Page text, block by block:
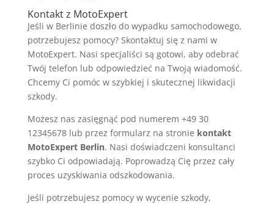
Kontakt z MotoExpert
Jeśli w Berlinie doszło do wypadku samochodowego,
potrzebujesz pomocy? Skontaktuj się z nami w
MotoExpert. Nasi specjaliści są gotowi, aby odebrać
Twój telefon lub odpowiedzieć na Twoją wiadomość.
Chcemy Ci pomóc w szybkiej i skutecznej likwidacji
szkody.
Możesz nas zasięgnąć pod numerem +49 30
12345678 lub przez formularz na stronie kontakt
MotoExpert Berlin. Nasi doświadczeni konsultanci
szybko Ci odpowiadają. Poprowadzą Cię przez cały
proces uzyskiwania odszkodowania.
Jeśli potrzebujesz pomocy w wycenie szkody,